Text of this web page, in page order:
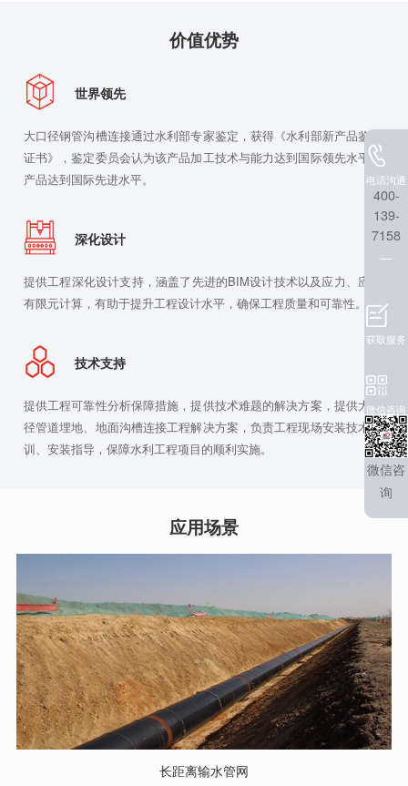
价值优势
世界领先
大口径钢管沟槽连接通过水利部专家鉴定，获得《水利部新产品鉴定
证书》，鉴定委员会认为该产品加工技术与能力达到国际领先水平，
产品达到国际先进水平。
深化设计
提供工程深化设计支持，涵盖了先进的BIM设计技术以及应力、应变
有限元计算，有助于提升工程设计水平，确保工程质量和可靠性。
技术支持
提供工程可靠性分析保障措施，提供技术难题的解决方案，提供大口
径管道埋地、地面沟槽连接工程解决方案，负责工程现场安装技术培
训、安装指导，保障水利工程项目的顺利实施。
应用场景
长距离输水管网
电话沟通
400-
139-
7158
获取服务
微信咨询
微信咨
询